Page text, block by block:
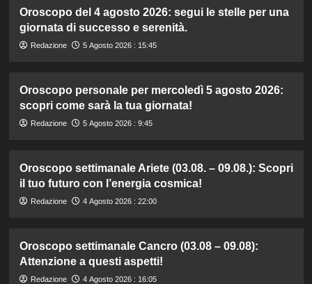
Oroscopo del 4 agosto 2026: segui le stelle per una
giornata di successo e serenità.
Redazione 5 Agosto 2026 : 15:45
Oroscopo personale per mercoledì 5 agosto 2026:
scopri come sarà la tua giornata!
Redazione 5 Agosto 2026 : 9:45
Oroscopo settimanale Ariete (03.08. – 09.08.): Scopri
il tuo futuro con l’energia cosmica!
Redazione 4 Agosto 2026 : 22:00
Oroscopo settimanale Cancro (03.08 – 09.08):
Attenzione a questi aspetti!
Redazione 4 Agosto 2026 : 16:05